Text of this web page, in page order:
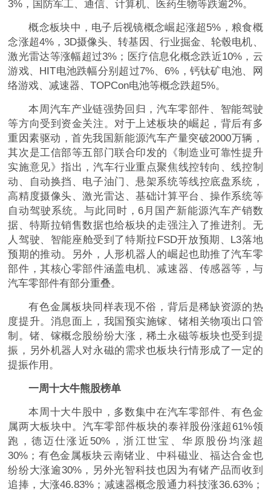
3%，国防军工、通信、计算机、医药生物等跌逾2%。
概念板块中，电子后视镜概念崛起涨超5%，粮食概
念涨超4%，3D摄像头、转基因、行业掘金、轮毂电机、
激光雷达等涨幅超过3%；医疗信息化概念跌近10%，云
游戏、HIT电池跌幅分别超过7%、6%，钙钛矿电池、网
络游戏、减速器、TOPCon电池等概念跌超5%。
本周汽车产业链强势回归，汽车零部件、智能驾驶
等方向受到资金关注。对于上述板块的崛起，背后有多
重因素驱动，首先我国新能源汽车产量突破2000万辆，
其次是工信部等五部门联合印发的《制造业可靠性提升
实施意见》指出，汽车行业重点聚焦线控转向、线控制
动、自动换挡、电子油门、悬架系统等线控底盘系统，
高精度摄像头、激光雷达、基础计算平台、操作系统等
自动驾驶系统。与此同时，6月国产新能源汽车产销数
据、特斯拉销售数据也给板块的走强注入了推进剂。无
人驾驶、智能座舱受到了特斯拉FSD开放预期、L3落地
预期的推动。另外，人形机器人的崛起也助推了汽车零
部件，其核心零部件涵盖电机、减速器、传感器等，与
汽车零部件有部分重叠。
有色金属板块同样表现不俗，背后是稀缺资源的热
度提升。消息面上，我国预实施镓、锗相关物项出口管
制。锗、镓概念股纷纷大涨，稀土永磁等板块也受到提
振，另外机器人对永磁的需求也板块行情形成了一定的
提振作用。
一周十大牛熊股榜单
本周十大牛股中，多数集中在汽车零部件、有色金
属两大板块中。汽车零部件板块的泰祥股份涨超61%领
跑，德迈仕涨近50%，浙江世宝、华原股份均涨超
30%；有色金属板块云南锗业、中科磁业、福达合金也
纷纷大涨逾30%，另外光智科技也因为有锗产品而收到
追捧，大涨46.83%；减速器概念股通力科技涨36.63%；